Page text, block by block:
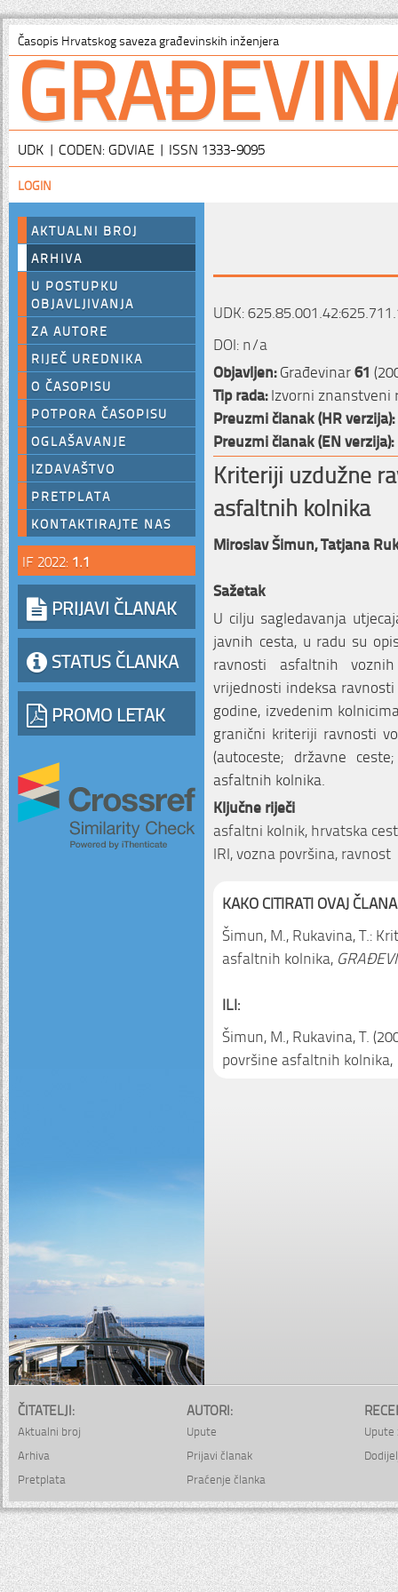
Časopis Hrvatskog saveza građevinskih inženjera
UDK | CODEN: GDVIAE | ISSN 1333-9095
LOGIN
AKTUALNI BROJ
ARHIVA
U POSTUPKU
OBJAVLJIVANJA
ZA AUTORE
RIJEČ UREDNIKA
O ČASOPISU
POTPORA ČASOPISU
OGLAŠAVANJE
IZDAVAŠTVO
PRETPLATA
KONTAKTIRAJTE NAS
IF 2022: 1.1
PRIJAVI ČLANAK
STATUS ČLANKA
PROMO LETAK
UDK:
DOI: n/a
Objavljen:Građevinar61
Tip rada:Izvorni znanstveni
Preuzmi članak (HR verzija):
Preuzmi članak (EN verzija):
Kriteriji uzdužne
asfaltnih kolnika
Miroslav Šimun,Tatjana
Sažetak
U cilju sagledavanja
javnih cesta, u radu su
ravnosti asfaltnih
vrijednosti indeksa
godine, izvedenim
granični kriteriji ravnosti
(autoceste; državne
asfaltnih kolnika.
Ključne riječi
asfaltni kolnik, hrvatska
IRI, vozna površina, ravnost
KAKO CITIRATI OVAJ
Šimun, M., Rukavina, T.:
asfaltnih kolnika,
ILI:
Šimun, M., Rukavina, T.
površine asfaltnih kolnika,
ČITATELJI:
Aktualni broj
Arhiva
Pretplata
AUTORI:
Upute
Prijavi članak
Praćenje članka
Upute